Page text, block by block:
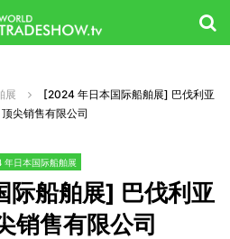
展
[2024 年日本国际船舶展] 巴伐利亚
尖销售有限公司
年日本国际船舶展
船舶展] 巴伐利亚
销售有限公司